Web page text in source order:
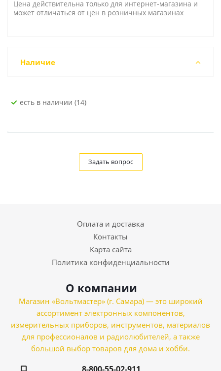
Цена действительна только для интернет-магазина и
может отличаться от цен в розничных магазинах
Наличие
Есть в наличии (14)
Задать вопрос
Оплата и доставка
Контакты
Карта сайта
Политика конфиденциальности
О компании
Магазин «Вольтмастер» (г. Самара) — это широкий
ассортимент электронных компонентов,
измерительных приборов, инструментов, материалов
для профессионалов и радиолюбителей, а также
большой выбор товаров для дома и хобби.